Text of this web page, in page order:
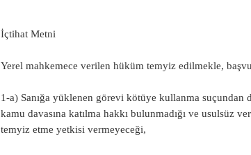
İçtihat Metni
Yerel mahkemece verilen hüküm temyiz edilmekle,
1-a) Sanığa yüklenen görevi kötüye kullanma
kamu davasına katılma hakkı bulunmadığı ve usulsüz
temyiz etme yetkisi vermeyeceği,